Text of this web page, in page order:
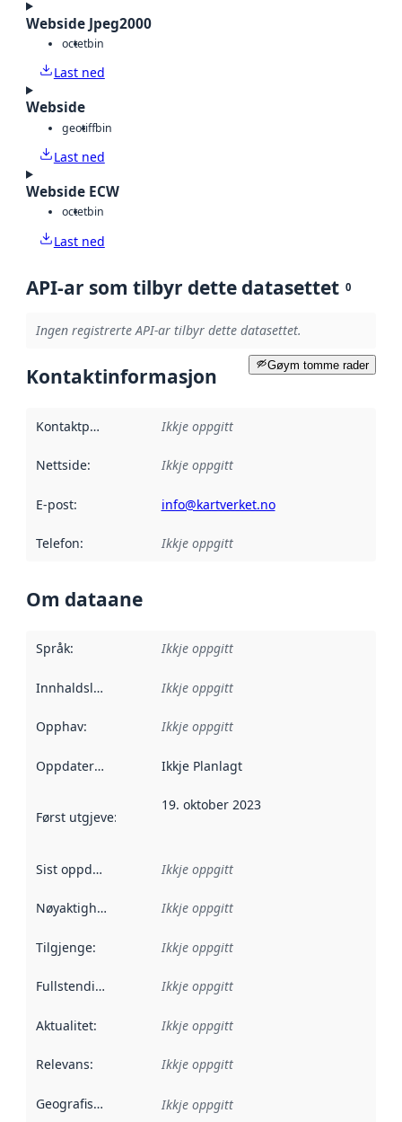
Webside Jpeg2000
octetbin
Last ned
Webside
geotiffbin
Last ned
Webside ECW
octetbin
Last ned
API-ar som tilbyr dette datasettet 0
Ingen registrerte API-ar tilbyr dette datasettet.
Gøym tomme rader
Kontaktinformasjon
Kontaktpunkt Ikkje oppgitt
Nettside: Ikkje oppgitt
E-post: info@kartverket.no
Telefon: Ikkje oppgitt
Om dataane
Språk: Ikkje oppgitt
Innhaldsleverandørar :
Ikkje oppgitt
Opphav: Ikkje oppgitt
Oppdateringsfrekvens :
Ikkje Planlagt
Først utgjeve:
19. oktober 2023
Sist oppdatert Ikkje oppgitt
Nøyaktigheit Ikkje oppgitt
Tilgjenge: Ikkje oppgitt
Fullstendigheit Ikkje oppgitt
Aktualitet: Ikkje oppgitt
Relevans: Ikkje oppgitt
Geografisk område Ikkje oppgitt